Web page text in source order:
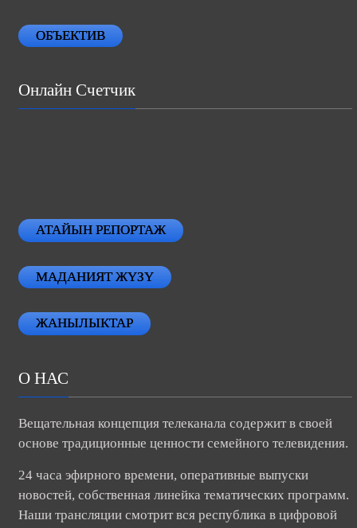
ОБЪЕКТИВ
Онлайн Счетчик
АТАЙЫН РЕПОРТАЖ
МАДАНИЯТ ЖҮЗҮ
ЖАНЫЛЫКТАР
О НАС
Вещательная концепция телеканала содержит в своей
основе традиционные ценности семейного телевидения.
24 часа эфирного времени, оперативные выпуски
новостей, собственная линейка тематических программ.
Наши трансляции смотрит вся республика в цифровой